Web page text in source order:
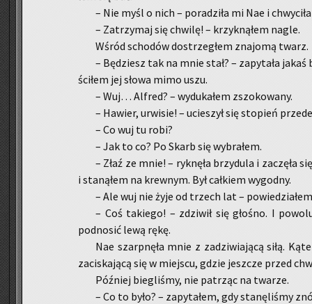
– Nie myśl o nich – po­ra­dzi­ła mi Nae i
– Za­trzy­maj się chwi­lę! – krzyk­ną­łem nagle.
Wśród scho­dów do­strze­głem zna­jo­mą twarz.
– Bę­dziesz tak na mnie stał? – za­py­ta­ła
ści­łem jej słowa mimo uszu.
– Wuj… Al­fred? – wy­du­ka­łem zszo­ko­wa­ny.
– Ha­wier, urwi­sie! – ucie­szył się sto­pień
– Co wuj tu robi?
– Jak to co? Po Skarb się wy­bra­łem.
– Złaź ze mnie! – ryk­nę­ła brzy­du­la i za­czę­ła
i sta­ną­łem na krew­nym. Był cał­kiem wy­god­ny.
– Ale wuj nie żyje od trzech lat –
– Coś ta­kie­go! – zdzi­wił się gło­śno. I
pod­no­sić lewą rękę.
Nae szarp­nę­ła mnie z za­dzi­wia­ją­cą siłą.
za­ci­ska­ją­cą się w miej­scu, gdzie jesz­cze przed
Póź­niej bie­gli­śmy, nie pa­trząc na twa­rze.
– Co to było? – za­py­ta­łem, gdy sta­nę­li­śmy